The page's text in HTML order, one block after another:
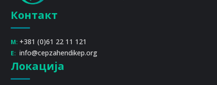
Контакт
M: +381 (0)61 22 11 121
E: info@cepzahendikep.org
Локација